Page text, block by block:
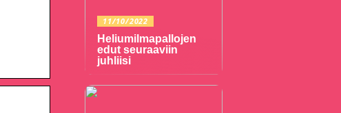
11/10/2022
Heliumilmapallojen
edut seuraaviin
juhliisi